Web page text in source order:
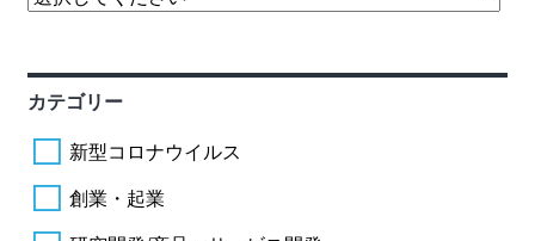
カテゴリー
新型コロナウイルス
創業・起業